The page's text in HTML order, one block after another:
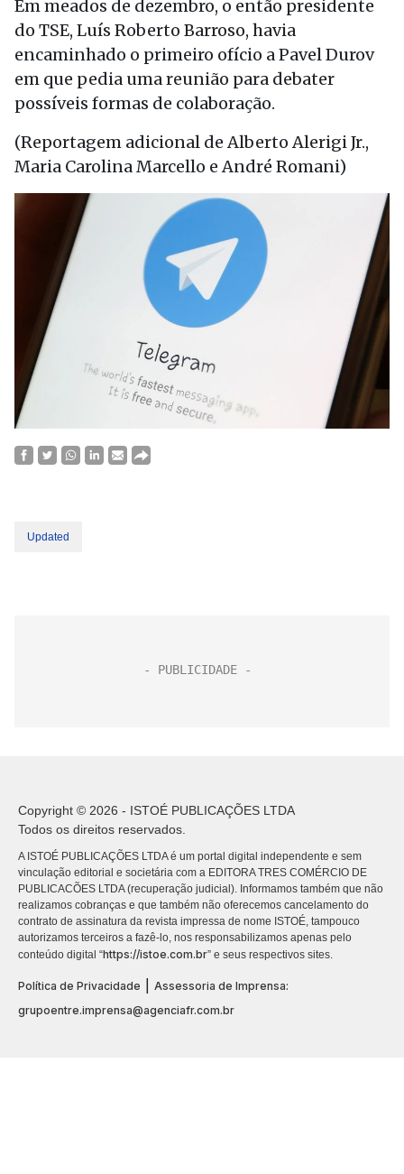
Em meados de dezembro, o então presidente
do TSE, Luís Roberto Barroso, havia
encaminhado o primeiro ofício a Pavel Durov
em que pedia uma reunião para debater
possíveis formas de colaboração.
(Reportagem adicional de Alberto Alerigi Jr.,
Maria Carolina Marcello e André Romani)
Updated
Copyright © 2026 - ISTOÉ PUBLICAÇÕES LTDA
Todos os direitos reservados.
A ISTOÉ PUBLICAÇÕES LTDA é um portal digital independente e sem
vinculação editorial e societária com a EDITORA TRES COMÉRCIO DE
PUBLICACÕES LTDA (recuperação judicial). Informamos também que não
realizamos cobranças e que também não oferecemos cancelamento do
contrato de assinatura da revista impressa de nome ISTOÉ, tampouco
autorizamos terceiros a fazê-lo, nos responsabilizamos apenas pelo
conteúdo digital “https://istoe.com.br” e seus respectivos sites.
Política de Privacidade | Assessoria de Imprensa:
grupoentre.imprensa@agenciafr.com.br